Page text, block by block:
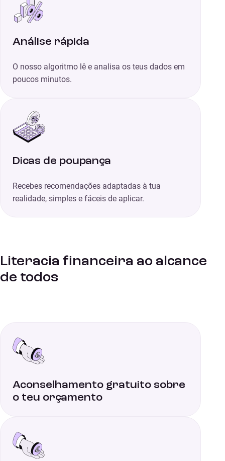
Análise rápida
O nosso algoritmo lê e analisa os teus dados em
poucos minutos.
Dicas de poupança
Recebes recomendações adaptadas à tua
realidade, simples e fáceis de aplicar.
Literacia financeira ao alcance
de todos
Aconselhamento gratuito sobre
o teu orçamento